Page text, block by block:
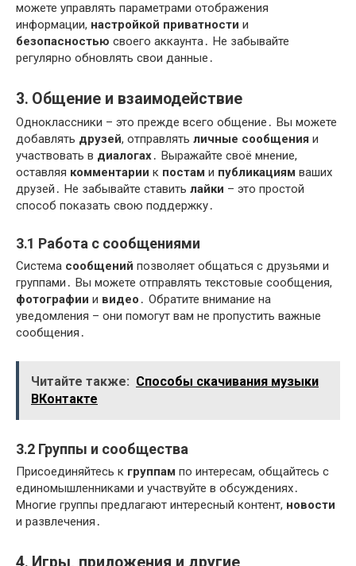
можете управлять параметрами отображения
информации, настройкой приватности и
безопасностью своего аккаунта․ Не забывайте
регулярно обновлять свои данные․
3․ Общение и взаимодействие
Одноклассники – это прежде всего общение․ Вы можете
добавлять друзей, отправлять личные сообщения и
участвовать в диалогах․ Выражайте своё мнение,
оставляя комментарии к постам и публикациям ваших
друзей․ Не забывайте ставить лайки – это простой
способ показать свою поддержку․
3․1 Работа с сообщениями
Система сообщений позволяет общаться с друзьями и
группами․ Вы можете отправлять текстовые сообщения,
фотографии и видео ․ Обратите внимание на
уведомления – они помогут вам не пропустить важные
сообщения․
Читайте также: Способы скачивания музыки
ВКонтакте
3․2 Группы и сообщества
Присоединяйтесь к группам по интересам, общайтесь с
единомышленниками и участвуйте в обсуждениях․
Многие группы предлагают интересный контент, новости
и развлечения․
4․ Игры, приложения и другие